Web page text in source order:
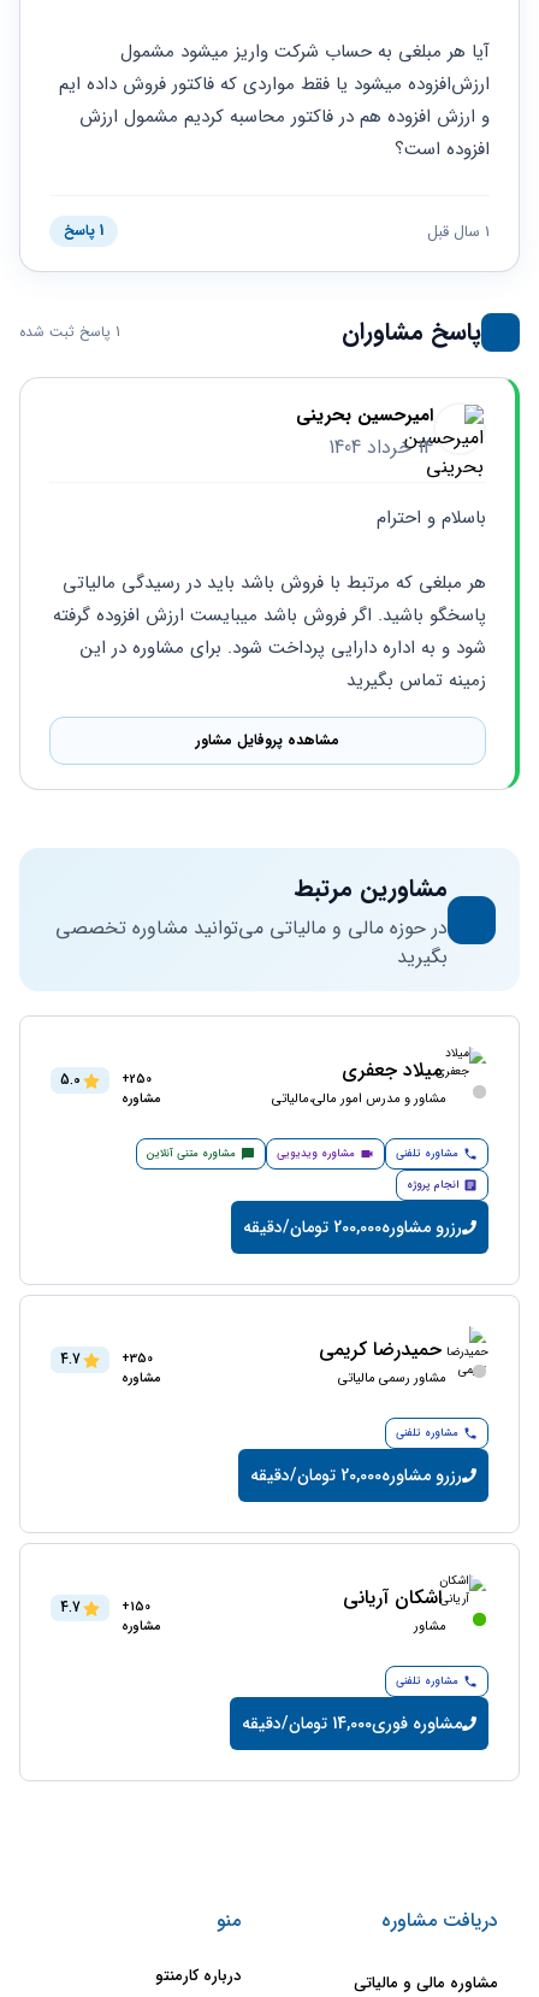
حقوقی
مهریه
حقوقی
خانواده
و کار
سئو و
بهینه
سازی
سایت
شرکت
افزوده است؟
1 سال قبل 1 پاسخ
پاسخ مشاوران 1 پاسخ ثبت شده
امیرحسین بحرینی
14 خرداد 1404
باسلام و احترام
زمینه تماس بگیرید
مشاهده پروفایل مشاور
مشاورین مرتبط
در حوزه مالی و مالیاتی می‌توانید مشاوره تخصصی
بگیرید
میلاد جعفری
مشاور و مدرس امور مالی،مالیاتی
250+
مشاوره
5.0
مشاوره تلفنی مشاوره ویدیویی
مشاوره متنی آنلاین
انجام پروژه
رزرو مشاوره200,000 تومان/دقیقه
حمیدرضا کریمی
مشاور رسمی مالیاتی
350+
مشاوره
4.7
مشاوره تلفنی
رزرو مشاوره20,000 تومان/دقیقه
اشکان آریانی
مشاور
150+
مشاوره
4.7
مشاوره تلفنی
مشاوره فوری14,000 تومان/دقیقه
دریافت مشاوره
مشاوره مالی و مالیاتی
منو
درباره کارمنتو